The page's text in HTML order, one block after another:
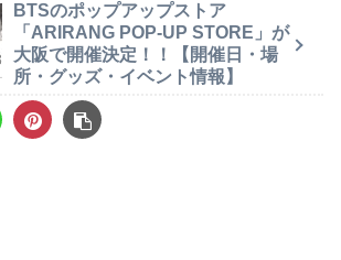
BTSのポップアップストア
「ARIRANG POP-UP STORE」が
大阪で開催決定！！【開催日・場
所・グッズ・イベント情報】